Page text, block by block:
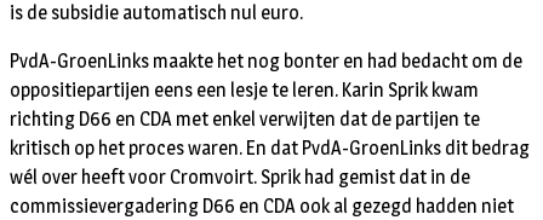
is de subsidie automatisch nul euro.
PvdA-GroenLinks maakte het nog bonter en had bedacht om de
oppositiepartijen eens een lesje te leren. Karin Sprik kwam
richting D66 en CDA met enkel verwijten dat de partijen te
kritisch op het proces waren. En dat PvdA-GroenLinks dit bedrag
wél over heeft voor Cromvoirt. Sprik had gemist dat in de
commissievergadering D66 en CDA ook al gezegd hadden niet